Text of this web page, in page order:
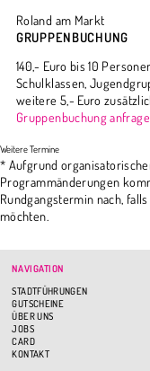
Roland am Markt
GRUPPENBUCHUNG
140,- Euro bis 10
Schulklassen,
weitere 5,- Euro
Gruppenbuchung
* Aufgrund
Programmänderungen
Rundgangstermin nach,
möchten.
NAVIGATION
STADTFÜHRUNGEN
GUTSCHEINE
ÜBER UNS
JOBS
CARD
KONTAKT